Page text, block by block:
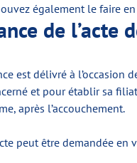
également le faire
de l’acte
est délivré à
et pour établir sa
après l’accouchement.
peut être demandée